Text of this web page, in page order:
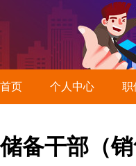
首页 个人中心 职
储备干部（销